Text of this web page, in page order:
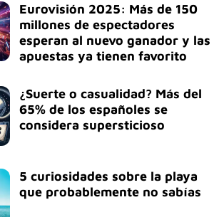
Eurovisión 2025: Más de 150
millones de espectadores
esperan al nuevo ganador y las
apuestas ya tienen favorito
¿Suerte o casualidad? Más del
65% de los españoles se
considera supersticioso
5 curiosidades sobre la playa
que probablemente no sabías